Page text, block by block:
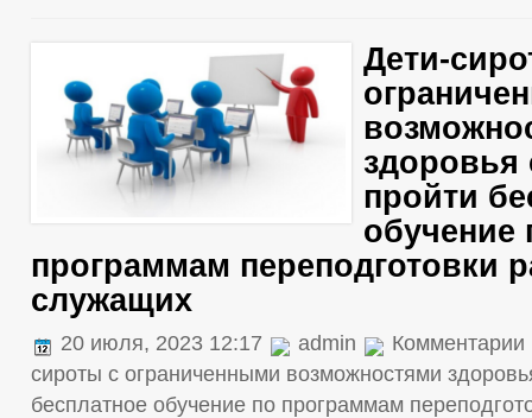
Дети-
здоровья
пройти
обучение
программам переподготовки
служащих
20 июля, 2023 12:17 admin Комментарии
сироты с ограниченными возможностями
бесплатное обучение по программам